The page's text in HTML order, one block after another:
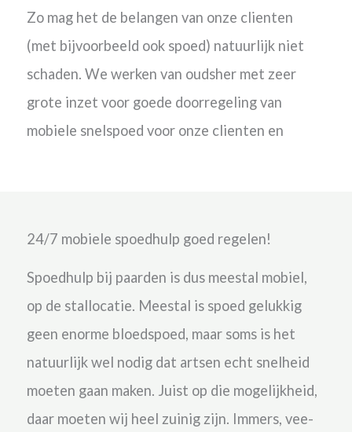
Zo mag het de belangen van onze clienten
(met bijvoorbeeld ook spoed) natuurlijk niet
schaden. We werken van oudsher met zeer
grote inzet voor goede doorregeling van
mobiele snelspoed voor onze clienten en
24/7 mobiele spoedhulp goed regelen!
Spoedhulp bij paarden is dus meestal mobiel,
op de stallocatie. Meestal is spoed gelukkig
geen enorme bloedspoed, maar soms is het
natuurlijk wel nodig dat artsen echt snelheid
moeten gaan maken. Juist op die mogelijkheid,
daar moeten wij heel zuinig zijn. Immers, vee-